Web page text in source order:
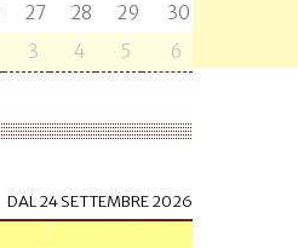
27 28 29
30
3 4 5 6
DAL24 SETTEMBRE 2026